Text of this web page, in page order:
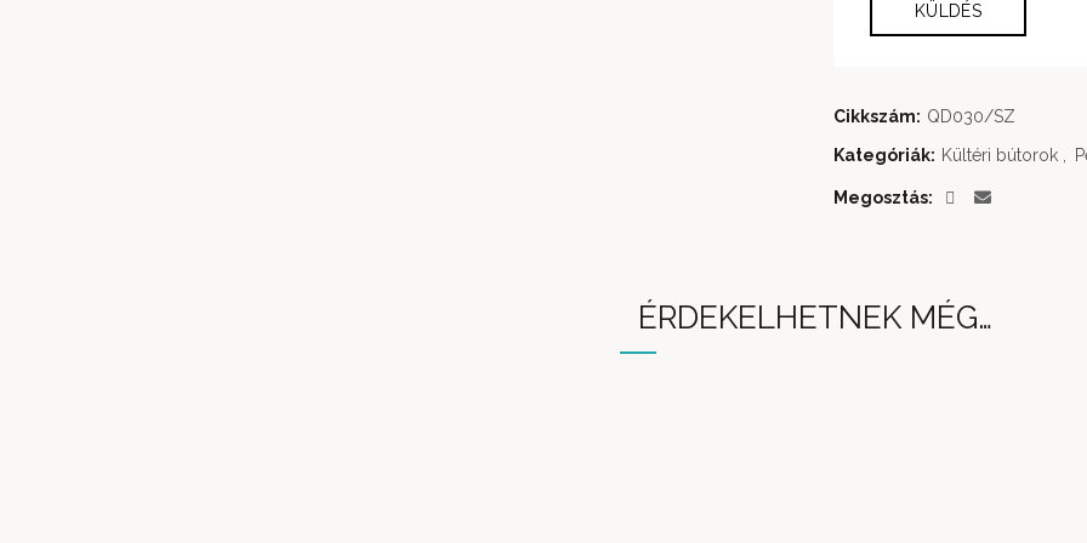
Cikkszám: QD030/SZ
Kategóriák: Kültéri bútorok
Megosztás
ÉRDEKELHETNEK MÉG…